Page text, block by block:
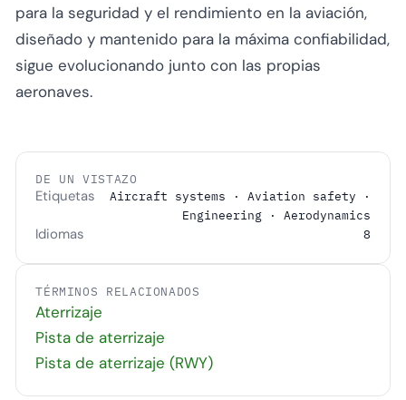
para la seguridad y el rendimiento en la aviación,
diseñado y mantenido para la máxima confiabilidad,
sigue evolucionando junto con las propias
aeronaves.
DE UN VISTAZO
Etiquetas
Aircraft systems · Aviation safety ·
Engineering · Aerodynamics
Idiomas 8
TÉRMINOS RELACIONADOS
Aterrizaje
Pista de aterrizaje
Pista de aterrizaje (RWY)